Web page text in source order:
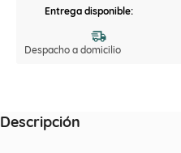
Entrega disponible:
Despacho a domicilio
Descripción